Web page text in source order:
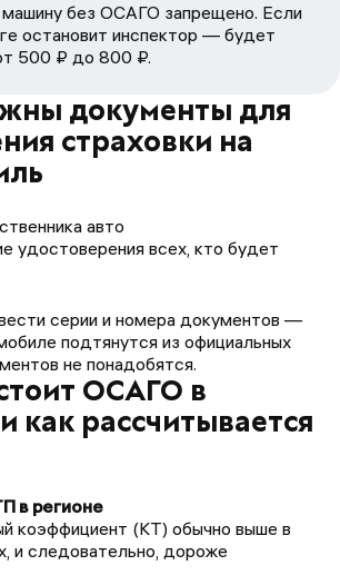
без ОСАГО запрещено. Если
остановит инспектор — будет
500 ₽ до 800 ₽.
документы для
страховки на
авто
удостоверения всех, кто будет
серии и номера документов —
подтянутся из официальных
не понадобятся.
ОСАГО в
как рассчитывается
коэффициент (КТ) обычно выше в
и следовательно, дороже